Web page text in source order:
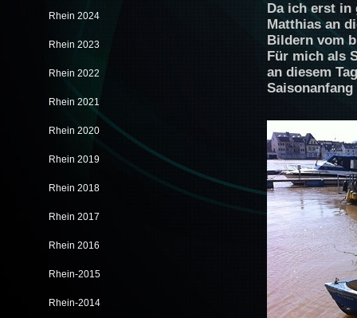
Rhein 2024
Rhein 2023
Rhein 2022
Rhein 2021
Rhein 2020
Rhein 2019
Rhein 2018
Rhein 2017
Rhein 2016
Rhein-2015
Rhein-2014
Da ich erst in
Matthias an
Bildern vom
Für mich als
an diesem